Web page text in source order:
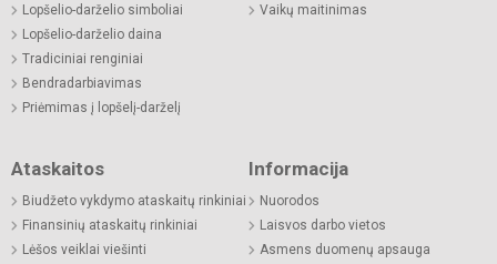
Lopšelio-darželio simboliai
Lopšelio-darželio daina
Tradiciniai renginiai
Bendradarbiavimas
Priėmimas į lopšelį-darželį
Vaikų maitinimas
Ataskaitos
Biudžeto vykdymo ataskaitų rinkiniai
Finansinių ataskaitų rinkiniai
Lėšos veiklai viešinti
Informacija
Nuorodos
Laisvos darbo vietos
Asmens duomenų apsauga